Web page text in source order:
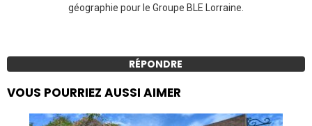
géographie pour le Groupe BLE Lorraine.
RÉPONDRE
VOUS POURRIEZ AUSSI AIMER